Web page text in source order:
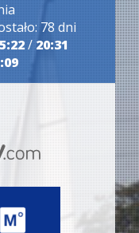
78 dni
/20:31